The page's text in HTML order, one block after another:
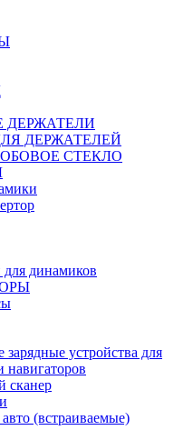
ДЕРЖАТЕЛИ
ДЕРЖАТЕЛЕЙ
СТЕКЛО
для динамиков
устройства для
навигаторов
сканер
(встраиваемые)